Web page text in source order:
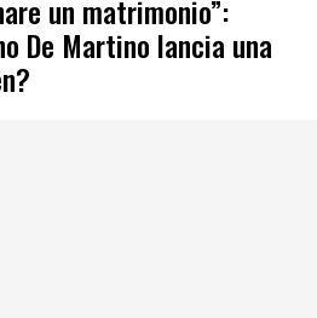
un matrimonio”:
De Martino lancia una